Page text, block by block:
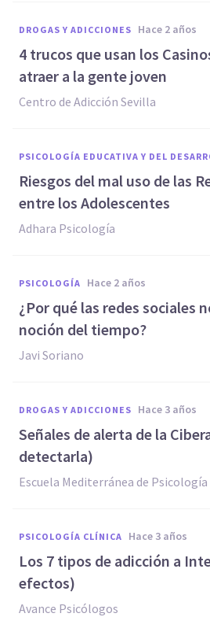
DROGAS Y ADICCIONES hace 2 años
4 trucos que usan los
atraer a la gente joven
Centro de Adicción Sevilla
PSICOLOGÍA EDUCATIVA Y DEL
Riesgos del mal uso de las
entre los Adolescentes
Adhara Psicología
PSICOLOGÍA hace 2 años
¿Por qué las redes sociales
noción del tiempo?
Javi Soriano
DROGAS Y ADICCIONES hace 3 años
Señales de alerta de la
detectarla)
Escuela Mediterránea de Psicología
PSICOLOGÍA CLÍNICA hace 3 años
Los 7 tipos de adicción a
efectos)
Avance Psicólogos